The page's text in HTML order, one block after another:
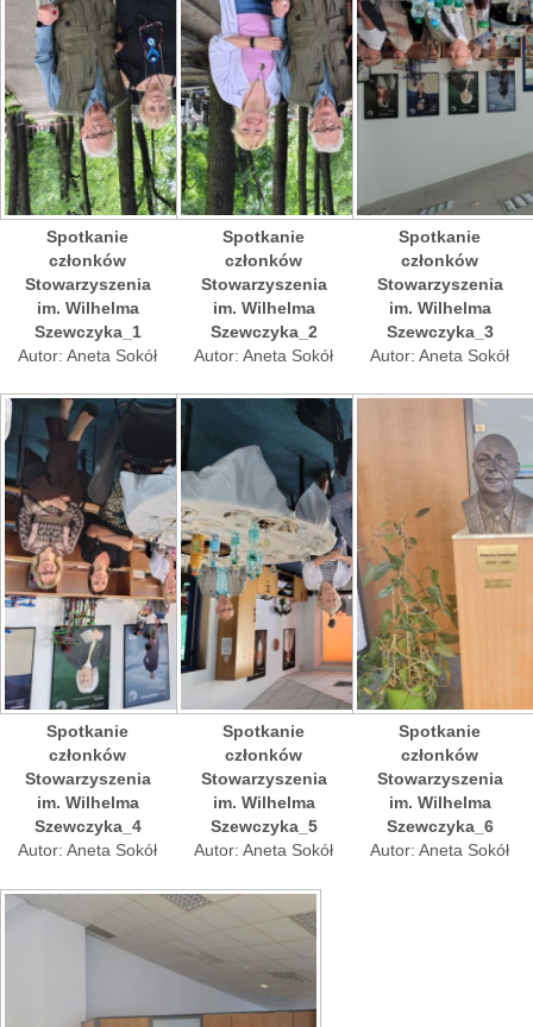
Spotkanie
członków
Stowarzyszenia
im. Wilhelma
Szewczyka_1
Autor: Aneta Sokół
Spotkanie
członków
Stowarzyszenia
im. Wilhelma
Szewczyka_2
Autor: Aneta Sokół
Spotkanie
członków
Stowarzyszenia
im. Wilhelma
Szewczyka_3
Autor: Aneta Sokół
Spotkanie
członków
Stowarzyszenia
im. Wilhelma
Szewczyka_4
Autor: Aneta Sokół
Spotkanie
członków
Stowarzyszenia
im. Wilhelma
Szewczyka_5
Autor: Aneta Sokół
Spotkanie
członków
Stowarzyszenia
im. Wilhelma
Szewczyka_6
Autor: Aneta Sokół